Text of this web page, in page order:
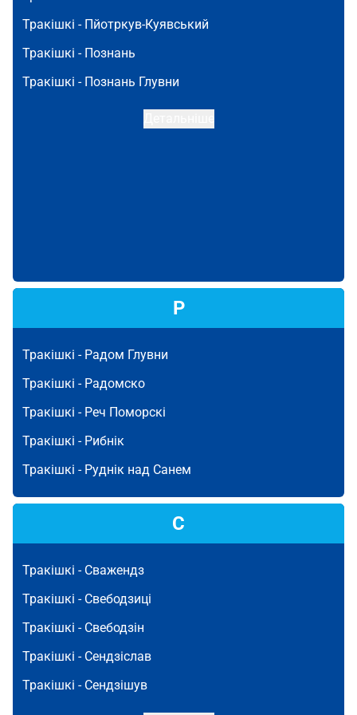
Тракішкі - Пйотркув-Куявський
Тракішкі - Познань
Тракішкі - Познань Глувни
Р
Тракішкі - Радом Глувни
Тракішкі - Радомско
Тракішкі - Реч Поморскі
Тракішкі - Рибнік
Тракішкі - Руднік над Санем
С
Тракішкі - Сважендз
Тракішкі - Свебодзиці
Тракішкі - Свебодзін
Тракішкі - Сендзіслав
Тракішкі - Сендзішув